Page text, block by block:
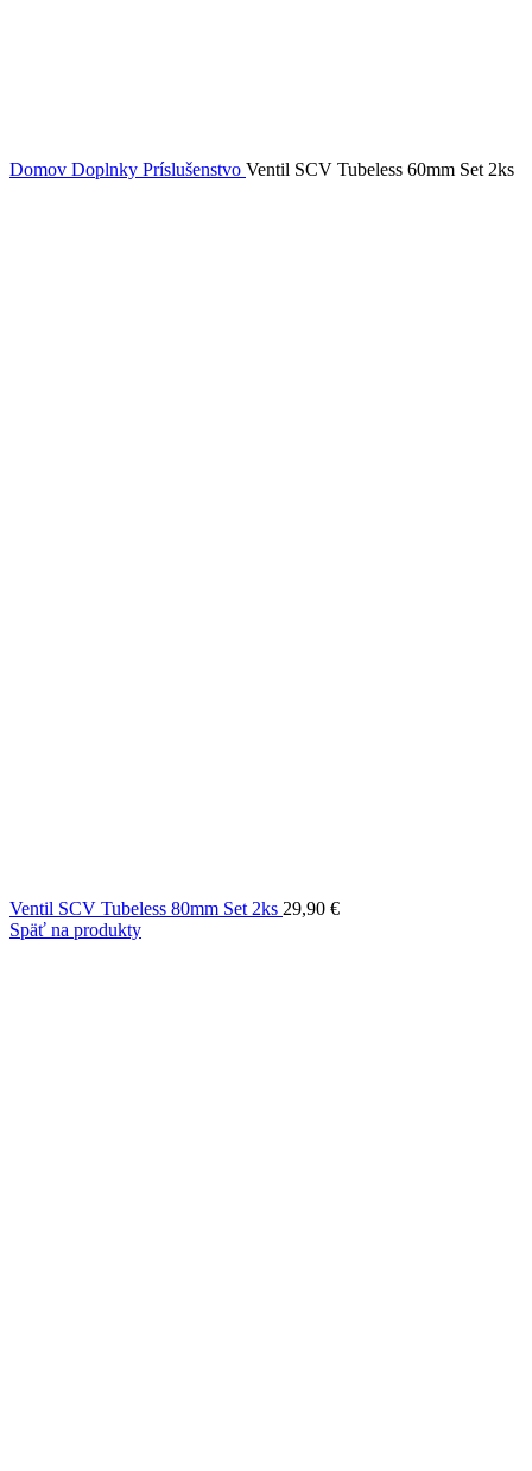
Domov Doplnky Príslušenstvo Ventil SCV Tubeless 60mm Set 2ks
Ventil SCV Tubeless 80mm Set 2ks 29,90 €
Späť na produkty